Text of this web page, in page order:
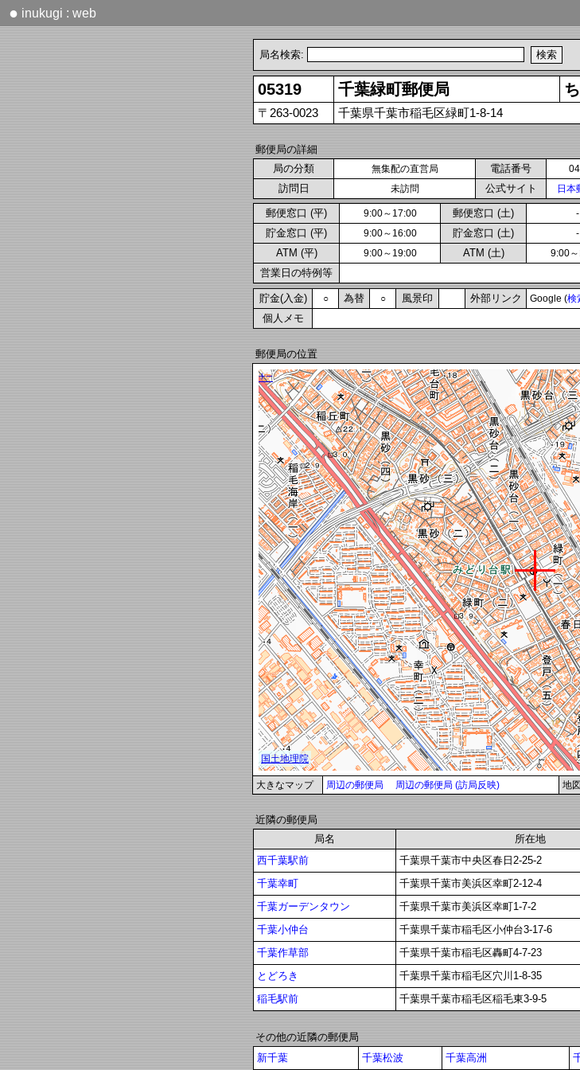
● inukugi : web
局名検索:
05319 千葉緑町郵便局
〒263-0023 千葉県千葉市稲毛区緑町1-8-14
郵便局の詳細
局の分類
無集配の直営局 電話番号
訪問日 未訪問 公式サイト 日本
郵便窓口 (平) 9:00～17:00 郵便窓口 (土) -
貯金窓口 (平) 9:00～16:00 貯金窓口 (土) -
ATM (平) 9:00～19:00 ATM (土) 9:00
営業日の特例等
貯金(入金) ○ 為替 ○ 風景印 外部リンク Google (検
個人メモ
郵便局の位置
大きなマップ 周辺の郵便局 周辺の郵便局 (訪局反映) 地
近隣の郵便局
局名
所在地
西千葉駅前
千葉県千葉市中央区春日2-25-2
千葉幸町
千葉県千葉市美浜区幸町2-12-4
千葉ガーデンタウン
千葉県千葉市美浜区幸町1-7-2
千葉小仲台
千葉県千葉市稲毛区小仲台3-17-6
千葉作草部
千葉県千葉市稲毛区轟町4-7-23
とどろき
千葉県千葉市稲毛区穴川1-8-35
稲毛駅前
千葉県千葉市稲毛区稲毛東3-9-5
その他の近隣の郵便局
新千葉
千葉松波 千葉高洲